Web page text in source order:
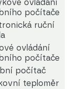
ovládání
počítače
ruční
ovládání
počítače
počítač
teploměr